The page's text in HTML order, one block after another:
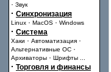
· Звук
· Синхронизация
Linux · MacOS · Windows
· Система
Хаки · Автоматизация ·
Альтернативные ОС ·
Архиваторы · Шрифты
· Торговля и финансы